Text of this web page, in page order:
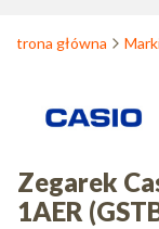
Strona główna
Zegarek
1AER